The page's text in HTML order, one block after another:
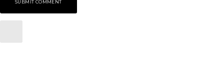
SUBMIT COMMENT